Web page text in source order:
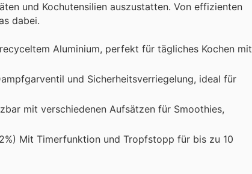
und Kochutensilien auszustatten. Von effizienten
dabei.
Aluminium, perfekt für tägliches Kochen mit
und Sicherheitsverriegelung, ideal für
mit verschiedenen Aufsätzen für Smoothies,
Mit Timerfunktion und Tropfstopp für bis zu 10